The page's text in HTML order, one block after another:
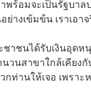
าพร้อมจะเป็นรัฐบา
ย่างเข้มข้น เราเอ
ชาชนได้รับเงินอุด
วนสาขาใกล้เคีย
ท่านให้เจอ เพรา